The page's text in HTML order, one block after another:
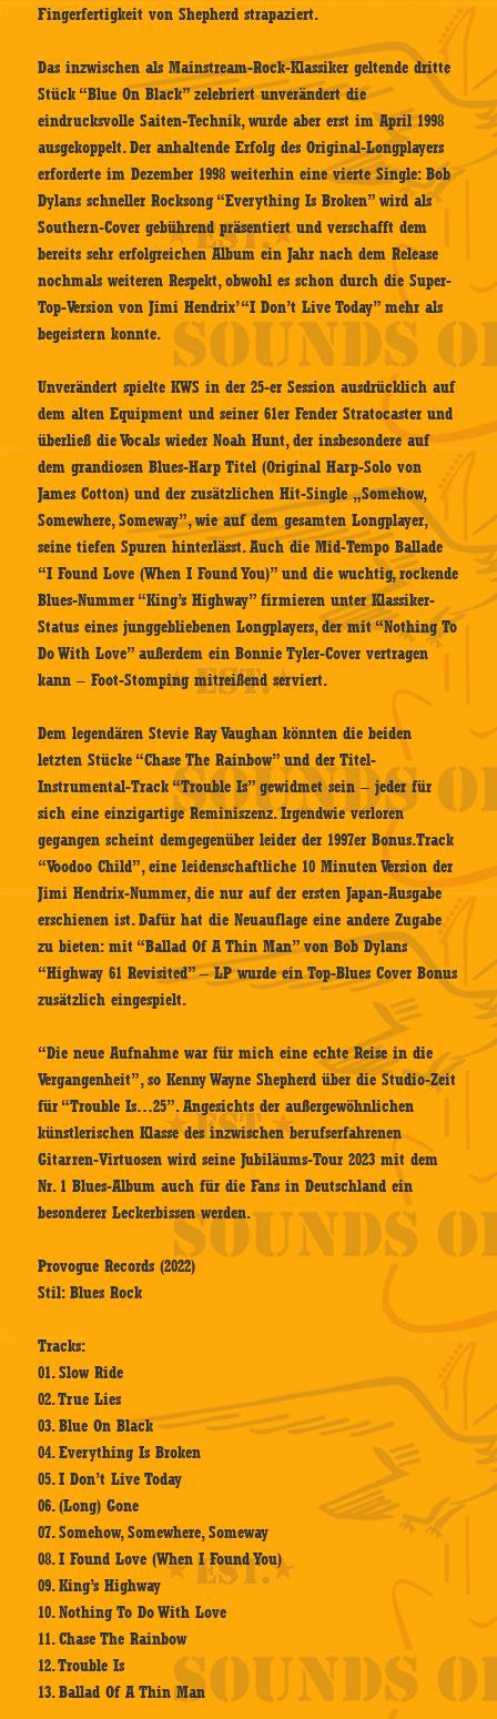
Fingerfertigkeit von Shepherd strapaziert.
Das inzwischen als Mainstream-Rock-Klassiker geltende dritte
Stück “Blue On Black” zelebriert unverändert die
eindrucksvolle Saiten-Technik, wurde aber erst im April 1998
ausgekoppelt. Der anhaltende Erfolg des Original-Longplayers
erforderte im Dezember 1998 weiterhin eine vierte Single: Bob
Dylans schneller Rocksong “Everything Is Broken” wird als
Southern-Cover gebührend präsentiert und verschafft dem
bereits sehr erfolgreichen Album ein Jahr nach dem Release
nochmals weiteren Respekt, obwohl es schon durch die Super-
Top-Version von Jimi Hendrix’ “I Don’t Live Today” mehr als
begeistern konnte.
Unverändert spielte KWS in der 25-er Session ausdrücklich auf
dem alten Equipment und seiner 61er Fender Stratocaster und
überließ die Vocals wieder Noah Hunt, der insbesondere auf
dem grandiosen Blues-Harp Titel (Original Harp-Solo von
James Cotton) und der zusätzlichen Hit-Single „Somehow,
Somewhere, Someway”, wie auf dem gesamten Longplayer,
seine tiefen Spuren hinterlässt. Auch die Mid-Tempo Ballade
“I Found Love (When I Found You)” und die wuchtig, rockende
Blues-Nummer “King’s Highway” firmieren unter Klassiker-
Status eines junggebliebenen Longplayers, der mit “Nothing To
Do With Love” außerdem ein Bonnie Tyler-Cover vertragen
kann – Foot-Stomping mitreißend serviert.
Dem legendären Stevie Ray Vaughan könnten die beiden
letzten Stücke “Chase The Rainbow” und der Titel-
Instrumental-Track “Trouble Is” gewidmet sein – jeder für
sich eine einzigartige Reminiszenz. Irgendwie verloren
gegangen scheint demgegenüber leider der 1997er Bonus.Track
“Voodoo Child”, eine leidenschaftliche 10 Minuten Version der
Jimi Hendrix-Nummer, die nur auf der ersten Japan-Ausgabe
erschienen ist. Dafür hat die Neuauflage eine andere Zugabe
zu bieten: mit “Ballad Of A Thin Man” von Bob Dylans
“Highway 61 Revisited” – LP wurde ein Top-Blues Cover Bonus
zusätzlich eingespielt.
“Die neue Aufnahme war für mich eine echte Reise in die
Vergangenheit”, so Kenny Wayne Shepherd über die Studio-Zeit
für “Trouble Is…25”. Angesichts der außergewöhnlichen
künstlerischen Klasse des inzwischen berufserfahrenen
Gitarren-Virtuosen wird seine Jubiläums-Tour 2023 mit dem
Nr. 1 Blues-Album auch für die Fans in Deutschland ein
besonderer Leckerbissen werden.
Provogue Records (2022)
Stil: Blues Rock
Tracks:
01. Slow Ride
02. True Lies
03. Blue On Black
04. Everything Is Broken
05. I Don’t Live Today
06. (Long) Gone
07. Somehow, Somewhere, Someway
08. I Found Love (When I Found You)
09. King’s Highway
10. Nothing To Do With Love
11. Chase The Rainbow
12. Trouble Is
13. Ballad Of A Thin Man